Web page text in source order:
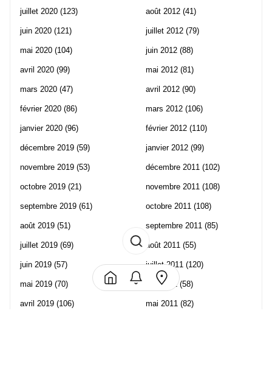
juillet 2020 (123)
juin 2020 (121)
mai 2020 (104)
avril 2020 (99)
mars 2020 (47)
février 2020 (86)
janvier 2020 (96)
décembre 2019 (59)
novembre 2019 (53)
octobre 2019 (21)
septembre 2019 (61)
août 2019 (51)
juillet 2019 (69)
juin 2019 (57)
mai 2019 (70)
avril 2019 (106)
août 2012 (41)
juillet 2012 (79)
juin 2012 (88)
mai 2012 (81)
avril 2012 (90)
mars 2012 (106)
février 2012 (110)
janvier 2012 (99)
décembre 2011 (102)
novembre 2011 (108)
octobre 2011 (108)
septembre 2011 (85)
août 2011 (55)
juillet 2011 (120)
juin 2011(58)
mai 2011 (82)